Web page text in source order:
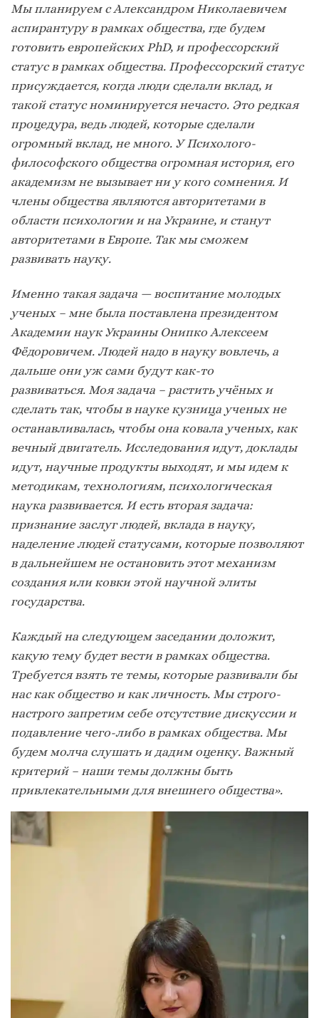
Мы планируем с Александром Николаевичем
аспирантуру в рамках общества, где будем
готовить европейских PhD, и профессорский
статус в рамках общества. Профессорский статус
присуждается, когда люди сделали вклад, и
такой статус номинируется нечасто. Это редкая
процедура, ведь людей, которые сделали
огромный вклад, не много. У Психолого-
философского общества огромная история, его
академизм не вызывает ни у кого сомнения. И
члены общества являются авторитетами в
области психологии и на Украине, и станут
авторитетами в Европе. Так мы сможем
развивать науку.
Именно такая задача — воспитание молодых
ученых – мне была поставлена президентом
Академии наук Украины Онипко Алексеем
Фёдоровичем. Людей надо в науку вовлечь, а
дальше они уж сами будут как-то
развиваться. Моя задача – растить учёных и
сделать так, чтобы в науке кузница ученых не
останавливалась, чтобы она ковала ученых, как
вечный двигатель. Исследования идут, доклады
идут, научные продукты выходят, и мы идем к
методикам, технологиям, психологическая
наука развивается. И есть вторая задача:
признание заслуг людей, вклада в науку,
наделение людей статусами, которые позволяют
в дальнейшем не остановить этот механизм
создания или ковки этой научной элиты
государства.
Каждый на следующем заседании доложит,
какую тему будет вести в рамках общества.
Требуется взять те темы, которые развивали бы
нас как общество и как личность. Мы строго-
настрого запретим себе отсутствие дискуссии и
подавление чего-либо в рамках общества. Мы
будем молча слушать и дадим оценку. Важный
критерий – наши темы должны быть
привлекательными для внешнего общества».